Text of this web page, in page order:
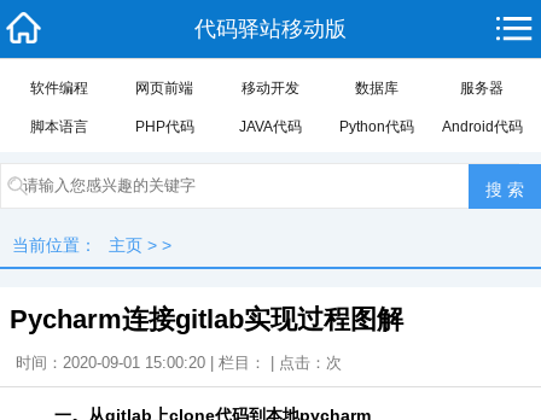
代码驿站移动版
软件编程 网页前端 移动开发 数据库 服务器
脚本语言 PHP代码 JAVA代码 Python代码 Android代码
当前位置： 主页 > >
Pycharm连接gitlab实现过程图解
时间：2020-09-01 15:00:20 | 栏目： | 点击： 次
一。从gitlab上clone代码到本地pycharm